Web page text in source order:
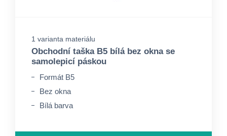
1 varianta materiálu
Obchodní taška B5 bílá bez okna se
samolepicí páskou
Formát B5
Bez okna
Bílá barva